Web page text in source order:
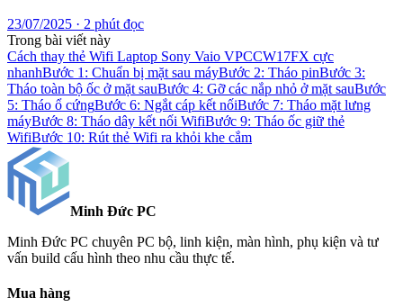
23/07/2025 · 2 phút đọc
Trong bài viết này
Cách thay thẻ Wifi Laptop Sony Vaio VPCCW17FX cực
nhanhBước 1: Chuẩn bị mặt sau máyBước 2: Tháo pinBước 3:
Tháo toàn bộ ốc ở mặt sauBước 4: Gỡ các nắp nhỏ ở mặt sauBước
5: Tháo ổ cứngBước 6: Ngắt cáp kết nốiBước 7: Tháo mặt lưng
máyBước 8: Tháo dây kết nối WifiBước 9: Tháo ốc giữ thẻ
WifiBước 10: Rút thẻ Wifi ra khỏi khe cắm
Minh Đức PC
Minh Đức PC chuyên PC bộ, linh kiện, màn hình, phụ kiện và tư
vấn build cấu hình theo nhu cầu thực tế.
Mua hàng